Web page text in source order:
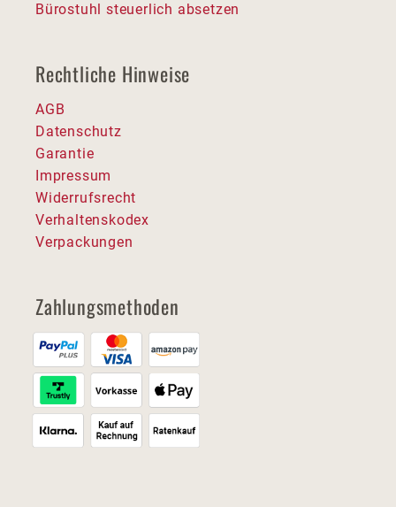
Bürostuhl steuerlich absetzen
Rechtliche Hinweise
AGB
Datenschutz
Garantie
Impressum
Widerrufsrecht
Verhaltenskodex
Verpackungen
Zahlungsmethoden